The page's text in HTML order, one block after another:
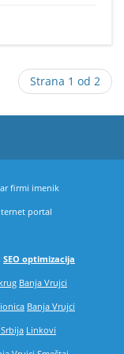
Strana 1 od 2
firmi imenik
portal
SEO optimizacija
Banja Vrujci
Banja Vrujci
Linkovi